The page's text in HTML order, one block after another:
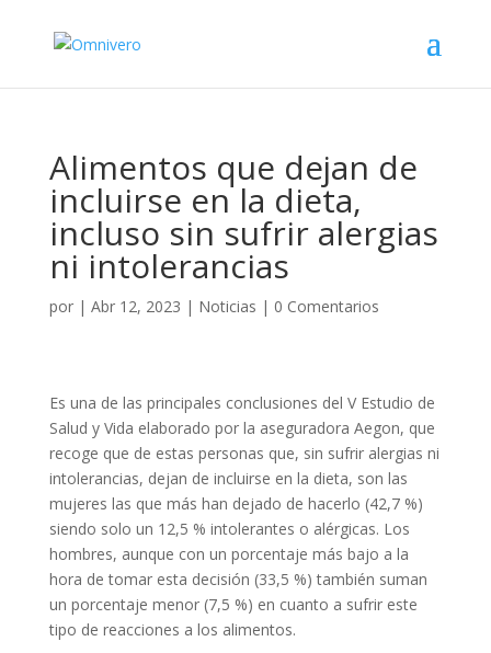
Alimentos que dejan de
incluirse en la dieta,
incluso sin sufrir alergias
ni intolerancias
por | Abr 12, 2023 | Noticias | 0 Comentarios
Es una de las principales conclusiones del V Estudio de
Salud y Vida elaborado por la aseguradora Aegon, que
recoge que de estas personas que, sin sufrir alergias ni
intolerancias, dejan de incluirse en la dieta, son las
mujeres las que más han dejado de hacerlo (42,7 %)
siendo solo un 12,5 % intolerantes o alérgicas. Los
hombres, aunque con un porcentaje más bajo a la
hora de tomar esta decisión (33,5 %) también suman
un porcentaje menor (7,5 %) en cuanto a sufrir este
tipo de reacciones a los alimentos.